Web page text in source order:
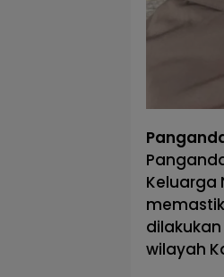
Keluarga
wilayah